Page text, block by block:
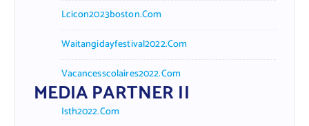
Lcicon2023boston.com
Waitangidayfestival2022.com
Vacancesscolaires2022.com
MEDIA PARTNER II
Isth2022.com